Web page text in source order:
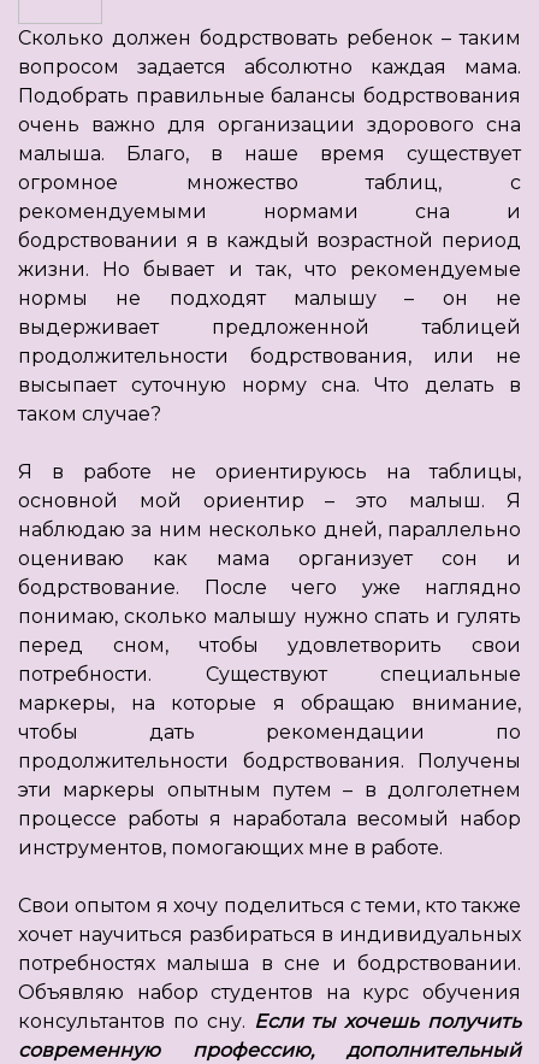
Сколько должен бодрствовать ребенок – таким
вопросом задается абсолютно каждая мама.
Подобрать правильные балансы бодрствования
очень важно для организации здорового сна
малыша. Благо, в наше время существует
огромное множество таблиц, с
рекомендуемыми нормами сна и
бодрствовании я в каждый возрастной период
жизни. Но бывает и так, что рекомендуемые
нормы не подходят малышу – он не
выдерживает предложенной таблицей
продолжительности бодрствования, или не
высыпает суточную норму сна. Что делать в
таком случае?
Я в работе не ориентируюсь на таблицы,
основной мой ориентир – это малыш. Я
наблюдаю за ним несколько дней, параллельно
оцениваю как мама организует сон и
бодрствование. После чего уже наглядно
понимаю, сколько малышу нужно спать и гулять
перед сном, чтобы удовлетворить свои
потребности. Существуют специальные
маркеры, на которые я обращаю внимание,
чтобы дать рекомендации по
продолжительности бодрствования. Получены
эти маркеры опытным путем – в долголетнем
процессе работы я наработала весомый набор
инструментов, помогающих мне в работе.
Свои опытом я хочу поделиться с теми, кто также
хочет научиться разбираться в индивидуальных
потребностях малыша в сне и бодрствовании.
Объявляю набор студентов на курс обучения
консультантов по сну. Если ты хочешь получить
современную профессию, дополнительный